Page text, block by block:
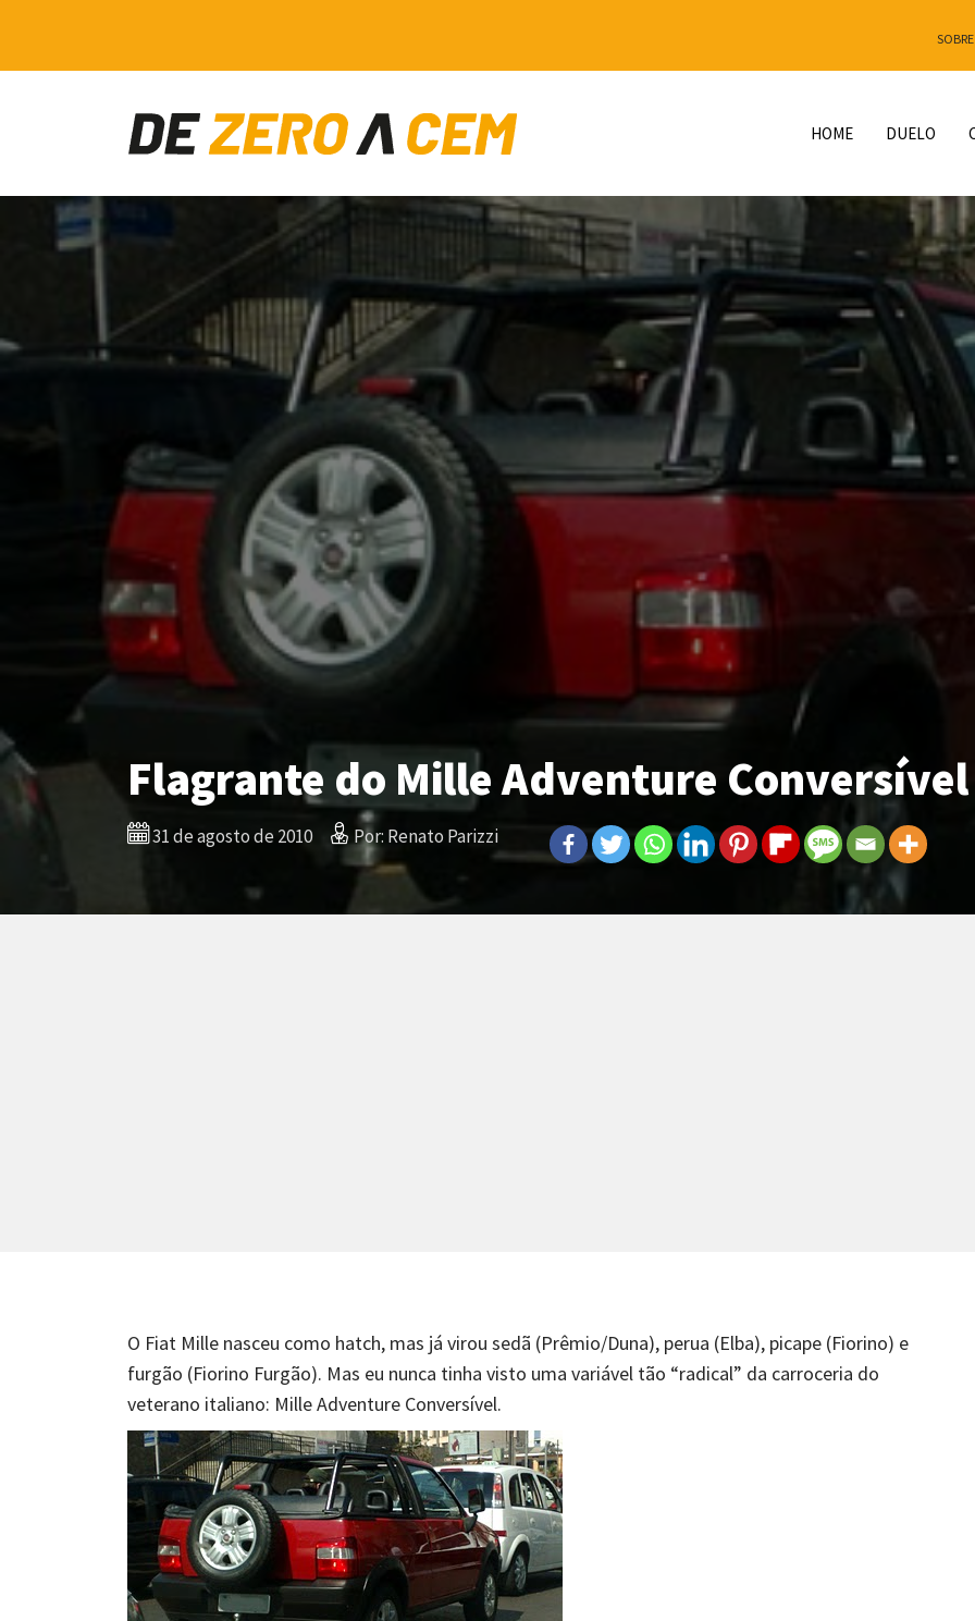
SOBRE
Main Navigation HOME DUELO
Flagrante do Mille Adventure Conversível
31 de agosto de 2010 Por: Renato Parizzi
O Fiat Mille nasceu como hatch, mas já virou sedã (Prêmio/Duna), perua (Elba), picape (Fiorino) e
furgão (Fiorino Furgão). Mas eu nunca tinha visto uma variável tão “radical” da carroceria do
veterano italiano: Mille Adventure Conversível.